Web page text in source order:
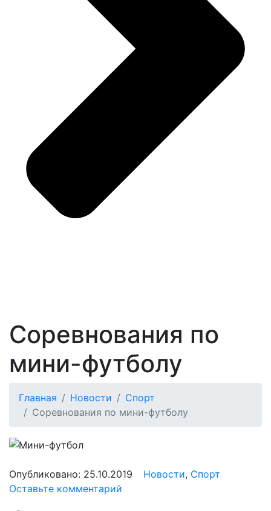
Соревнования по
мини-футболу
Главная Новости
Спорт
Соревнования по мини-футболу
Опубликовано: 25.10.2019 Новости, Спорт
Оставьте комментарий